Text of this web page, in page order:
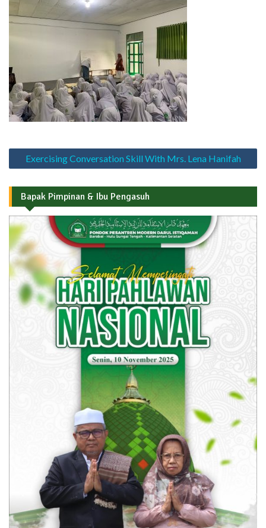
Navigasi
pos
Exercising Conversation Skill With Mrs. Lena Hanifah
Bapak Pimpinan & Ibu Pengasuh